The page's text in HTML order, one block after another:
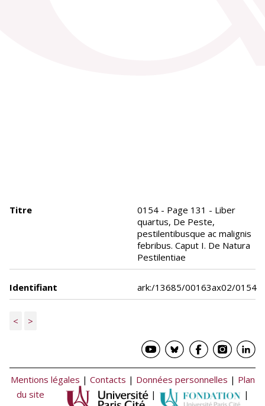
Titre
0154 - Page 131 - Liber
quartus, De Peste,
pestilentibusque ac malignis
febribus. Caput I. De Natura
Pestilentiae
Identifiant ark:/13685/00163ax02/0154
< >
Mentions légales | Contacts | Données personnelles | Plan
du site
| |